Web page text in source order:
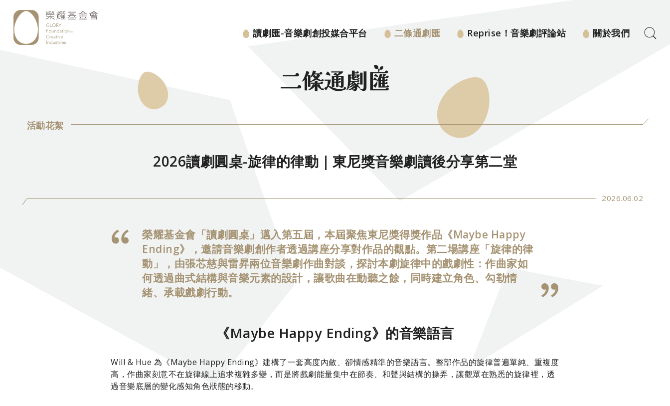
讀劇匯-音樂劇創投媒合平台 二條通劇匯 Reprise！音樂劇評論站 關於我們
活動花絮
2026.06.02
2026讀劇圓桌-旋律的律動｜東尼獎音樂劇讀後分享第二堂
榮耀基金會「讀劇圓桌」邁入第五屆，本屆聚焦東尼獎得獎作品《Maybe Happy
Ending》，邀請音樂劇創作者透過講座分享對作品的觀點。第二場講座「旋律的律
動」，由張芯慈與雷昇兩位音樂劇作曲對談，探討本劇旋律中的戲劇性：作曲家如
何透過曲式結構與音樂元素的設計，讓歌曲在動聽之餘，同時建立角色、勾勒情
緒、承載戲劇行動。
《Maybe Happy Ending》的音樂語言
Will & Hue 為《Maybe Happy Ending》建構了一套高度內斂、卻情感精準的音樂語言。整部作品的旋律普遍單純、重複度
高，作曲家刻意不在旋律線上追求複雜多變，而是將戲劇能量集中在節奏、和聲與結構的操弄，讓觀眾在熟悉的旋律裡，透
過音樂底層的變化感知角色狀態的移動。